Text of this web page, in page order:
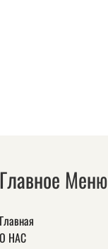
Главное Меню
Главная
О НАС